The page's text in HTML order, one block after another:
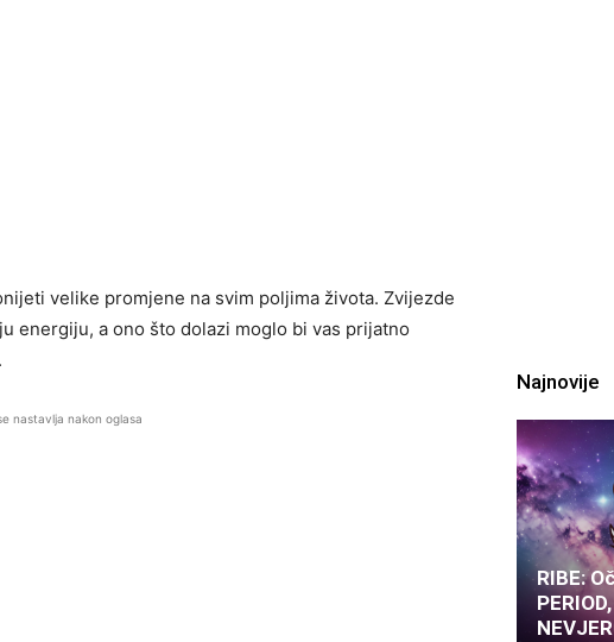
velike promjene na svim poljima života. Zvijezde
energiju, a ono što dolazi moglo bi vas prijatno
nastavlja nakon oglasa
Najnovije
RIBE: